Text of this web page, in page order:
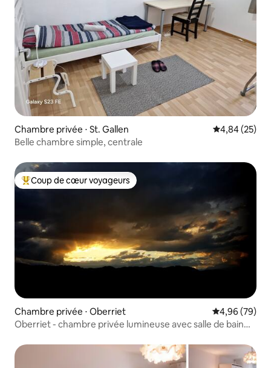
Chambre privée ⋅ St. Gallen Évaluation
4,84 (25)
Belle chambre simple, centrale
Coups de cœur voyageurs les plus appréciés
Coup de cœur voyageurs
Chambre privée ⋅ Oberriet Évaluation
4,96 (79)
Oberriet - chambre privée lumineuse avec salle de bain